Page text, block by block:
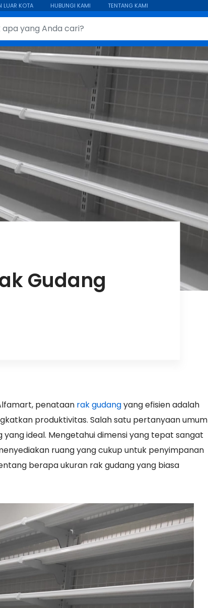
LUAR KOTA HUBUNGI KAMI TENTANG KAMI
Gudang
penataan rak gudangyang efisien adalah
produktivitas. Salah satu pertanyaan umum
ideal. Mengetahui dimensi yang tepat sangat
ruang yang cukup untuk penyimpanan
berapa ukuran rak gudang yang biasa